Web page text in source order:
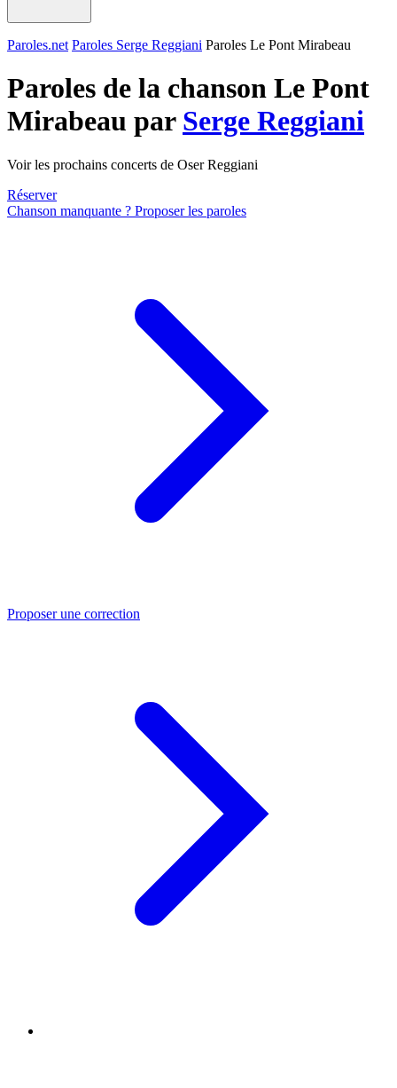
Paroles.net Paroles Serge Reggiani Paroles Le Pont Mirabeau
Paroles de la chanson Le Pont
Mirabeau par Serge Reggiani
Voir les prochains concerts de Oser Reggiani
Réserver
Chanson manquante ? Proposer les paroles
Proposer une correction